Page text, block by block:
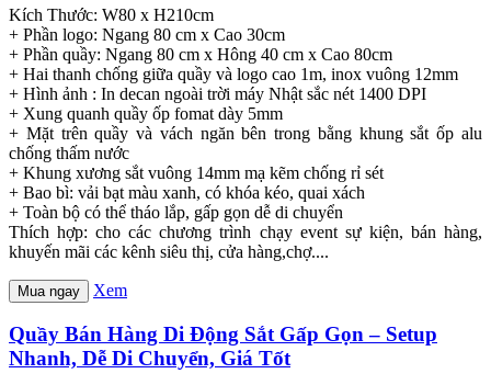
Kích Thước: W80 x H210cm
+ Phần logo: Ngang 80 cm x Cao 30cm
+ Phần quầy: Ngang 80 cm x Hông 40 cm x Cao 80cm
+ Hai thanh chống giữa quầy và logo cao 1m, inox vuông 12mm
+ Hình ảnh : In decan ngoài trời máy Nhật sắc nét 1400 DPI
+ Xung quanh quầy ốp fomat dày 5mm
+ Mặt trên quầy và vách ngăn bên trong bằng khung sắt ốp alu
chống thấm nước
+ Khung xương sắt vuông 14mm mạ kẽm chống rỉ sét
+ Bao bì: vải bạt màu xanh, có khóa kéo, quai xách
+ Toàn bộ có thể tháo lắp, gấp gọn dễ di chuyển
Thích hợp: cho các chương trình chạy event sự kiện, bán hàng,
khuyến mãi các kênh siêu thị, cửa hàng,chợ....
Mua ngay Xem
Quầy Bán Hàng Di Động Sắt Gấp Gọn – Setup
Nhanh, Dễ Di Chuyển, Giá Tốt